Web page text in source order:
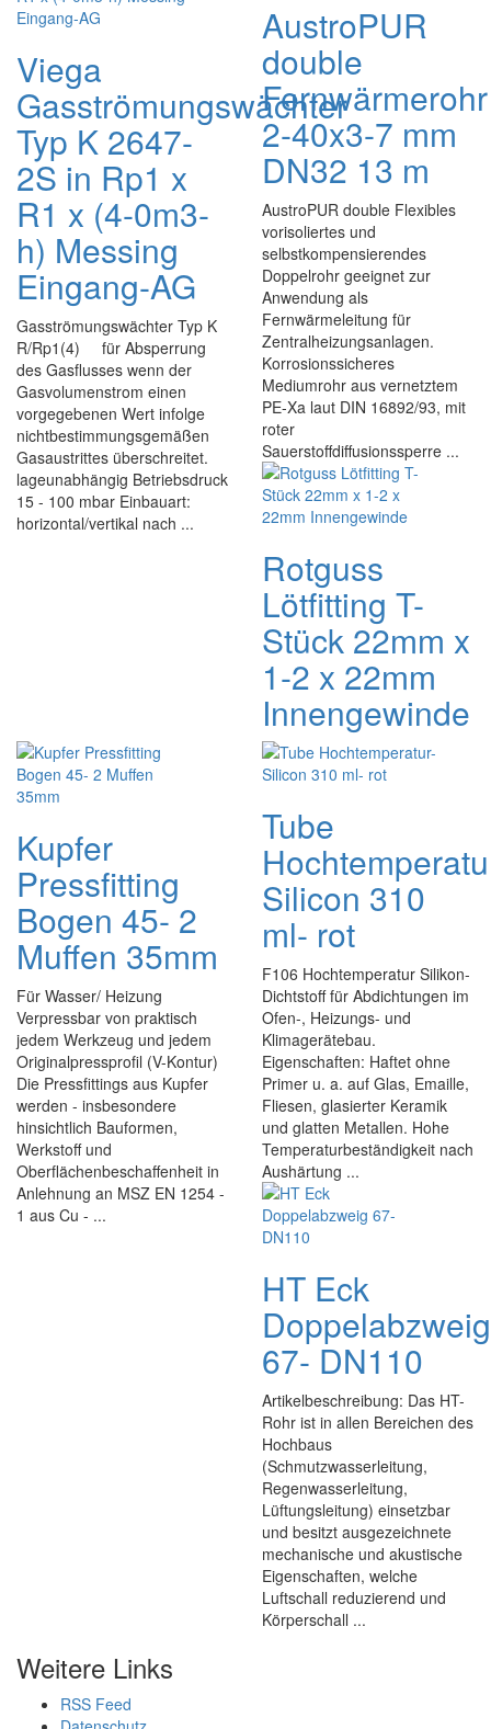
Viega
Gasströmungswächter
Typ K 2647-
2S in Rp1 x
R1 x (4-0m3-
h) Messing
Eingang-AG
Gasströmungswächter Typ K
R/Rp1(4) für Absperrung
des Gasflusses wenn der
Gasvolumenstrom einen
vorgegebenen Wert infolge
nichtbestimmungsgemäßen
Gasaustrittes überschreitet.
lageunabhängig Betriebsdruck
15 - 100 mbar Einbauart:
horizontal/vertikal nach ...
AustroPUR
double
Fernwärmerohr
2-40x3-7 mm
DN32 13 m
AustroPUR double Flexibles
vorisoliertes und
selbstkompensierendes
Doppelrohr geeignet zur
Anwendung als
Fernwärmeleitung für
Zentralheizungsanlagen.
Korrosionssicheres
Mediumrohr aus vernetztem
PE-Xa laut DIN 16892/93, mit
roter
Sauerstoffdiffusionssperre ...
Rotguss
Lötfitting T-
Stück 22mm x
1-2 x 22mm
Innengewinde
Kupfer
Pressfitting
Bogen 45- 2
Muffen 35mm
Für Wasser/ Heizung
Verpressbar von praktisch
jedem Werkzeug und jedem
Originalpressprofil (V-Kontur)
Die Pressfittings aus Kupfer
werden - insbesondere
hinsichtlich Bauformen,
Werkstoff und
Oberflächenbeschaffenheit in
Anlehnung an MSZ EN 1254 -
1 aus Cu - ...
Tube
Silicon 310
ml- rot
F106 Hochtemperatur Silikon-
Dichtstoff für Abdichtungen im
Ofen-, Heizungs- und
Klimagerätebau.
Eigenschaften: Haftet ohne
Primer u. a. auf Glas, Emaille,
Fliesen, glasierter Keramik
und glatten Metallen. Hohe
Temperaturbeständigkeit nach
Aushärtung ...
HT Eck
Doppelabzweig
67- DN110
Artikelbeschreibung: Das HT-
Rohr ist in allen Bereichen des
Hochbaus
(Schmutzwasserleitung,
Regenwasserleitung,
Lüftungsleitung) einsetzbar
und besitzt ausgezeichnete
mechanische und akustische
Eigenschaften, welche
Luftschall reduzierend und
Körperschall ...
Weitere Links
RSS Feed